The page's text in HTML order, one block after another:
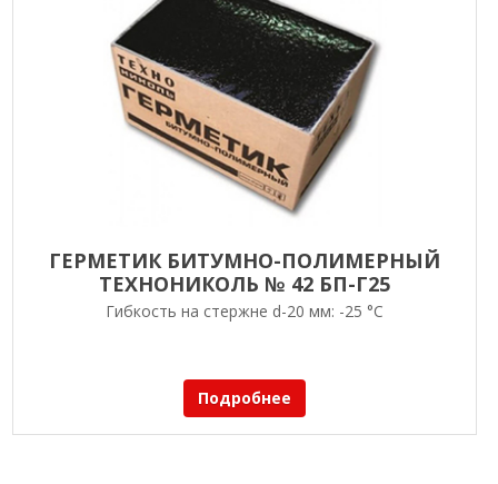
ГЕРМЕТИК БИТУМНО-ПОЛИМЕРНЫЙ
ТЕХНОНИКОЛЬ № 42 БП-Г25
Гибкость на стержне d-20 мм: -25 °С
Подробнее